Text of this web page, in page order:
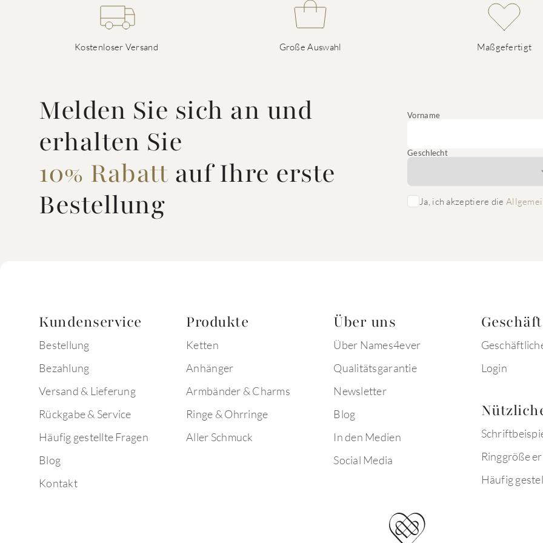
Kostenloser Versand Große Auswahl Maßgefertigt
Melden Sie sich an und
erhalten Sie
10% Rabattauf Ihre erste
Bestellung
Vorname
Geschlecht
Ja, ich akzeptiere die
Kundenservice
Bestellung
Bezahlung
Versand & Lieferung
Rückgabe & Service
Häufig gestellte Fragen
Blog
Kontakt
Produkte
Ketten
Anhänger
Armbänder & Charms
Ringe & Ohrringe
Aller Schmuck
Über uns
Über Names4ever
Qualitätsgarantie
Newsletter
Blog
In den Medien
Social Media
Login
Ringgröße
Häufig